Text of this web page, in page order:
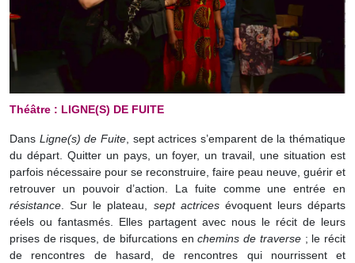
Théâtre : LIGNE(S) DE FUITE
Dans Ligne(s) de Fuite, sept actrices s’emparent de la thématique
du départ. Quitter un pays, un foyer, un travail, une situation est
parfois nécessaire pour se reconstruire, faire peau neuve, guérir et
retrouver un pouvoir d’action. La fuite comme une entrée en
résistance. Sur le plateau, sept actricesévoquent leurs départs
réels ou fantasmés. Elles partagent avec nous le récit de leurs
prises de risques, de bifurcations enchemins de traverse; le récit
de rencontres de hasard, de rencontres qui nourrissent et